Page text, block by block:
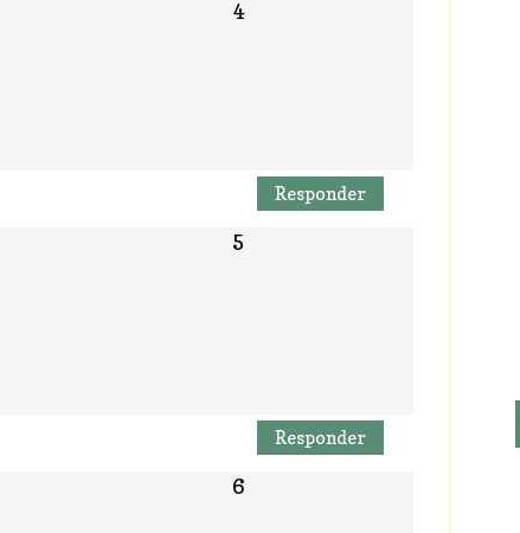
Responder
Responder